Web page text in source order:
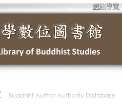
網站導覽